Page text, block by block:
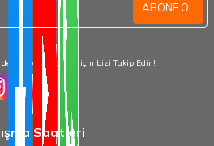
ABONE OL
haberdar olmak için bizi Takip Edin!
Saatleri